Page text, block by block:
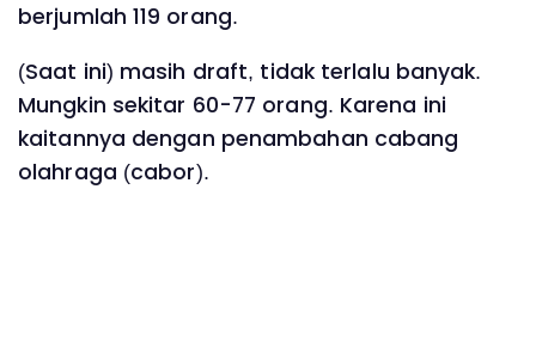
berjumlah 119 orang.
(Saat ini) masih draft, tidak terlalu banyak.
Mungkin sekitar 60-77 orang. Karena ini
kaitannya dengan penambahan cabang
olahraga (cabor).